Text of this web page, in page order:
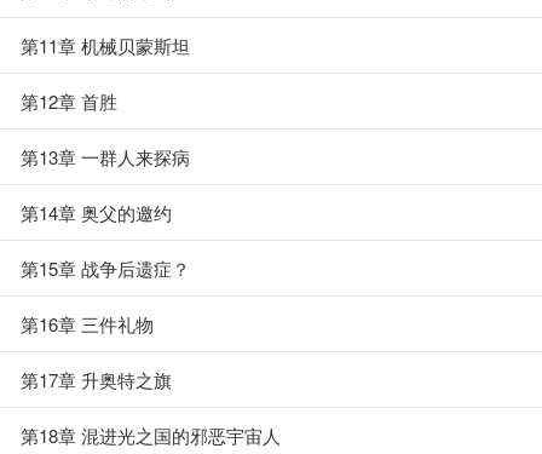
第11章 机械贝蒙斯坦
第12章 首胜
第13章 一群人来探病
第14章 奥父的邀约
第15章 战争后遗症？
第16章 三件礼物
第17章 升奥特之旗
第18章 混进光之国的邪恶宇宙人